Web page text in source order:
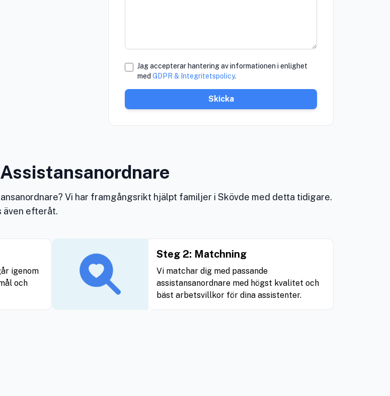
Jag accepterar hantering av informationen i enlighet
med GDPR & Integritetspolicy.
Skicka
Vi har framgångsrikt hjälpt familjer i Skövde med detta tidigare.
även efteråt.
igenom
och
Steg 2: Matchning
Vi matchar dig med passande
assistansanordnare med högst kvalitet och
bäst arbetsvillkor för dina assistenter.